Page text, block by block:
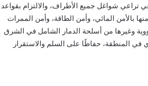
تراعي شواغل جميع الأطراف، والالتزام بقواعد
بالأمن المائي، وأمن الطاقة، وأمن الممرات
وغيرها من أسلحة الدمار الشامل في الشرق
في المنطقة، حفاظًا على السلم والاستقرار